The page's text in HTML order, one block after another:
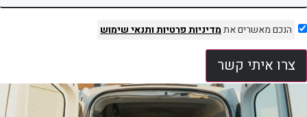
הנכם מאשרים אתמדיניות פרטיותותנאי שימוש
צרו איתי קשר